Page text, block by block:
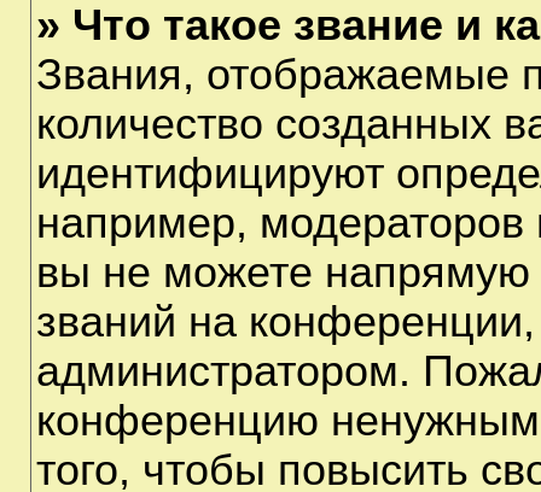
» Что такое звание и
Звания, отображаемые
количество созданных
идентифицируют
например,
вы не можете напрямую
званий на
администратором.
конференцию
того, чтобы повысить